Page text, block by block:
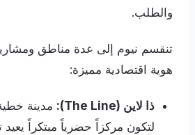
والطلب.
تنقسم نيوم إلى عدة مناطق
هوية اقتصادية مميزة:
ذا لاين (The Line):
مدينة
لتكون مركزاً حضرياً مبتكراً يعيد